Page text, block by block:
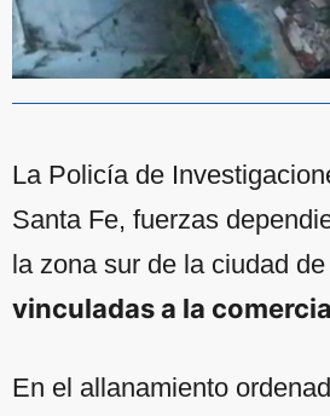
La Policía de
Santa Fe, fuerzas
la zona sur de la ciudad
vinculadas a la
En el allanamiento